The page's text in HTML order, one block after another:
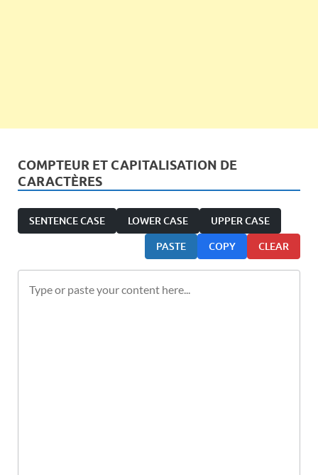
COMPTEUR ET CAPITALISATION DE
CARACTÈRES
SENTENCE CASE LOWER CASE UPPER CASE
PASTE COPY CLEAR